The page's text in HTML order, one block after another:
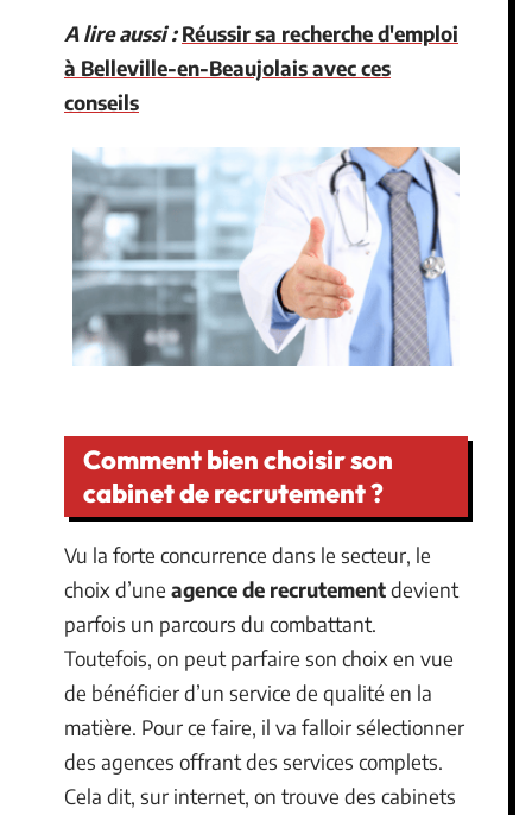
A lire aussi : Réussir sa recherche d'emploi
à Belleville-en-Beaujolais avec ces
conseils
Comment bien choisir son
cabinet de recrutement ?
Vu la forte concurrence dans le secteur, le
choix d’une agence de recrutementdevient
parfois un parcours du combattant.
Toutefois, on peut parfaire son choix en vue
de bénéficier d’un service de qualité en la
matière. Pour ce faire, il va falloir sélectionner
des agences offrant des services complets.
Cela dit, sur internet, on trouve des cabinets